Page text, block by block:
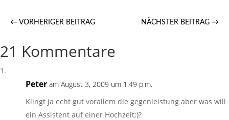
← VORHERIGER BEITRAG NÄCHSTER BEITRAG →
21 Kommentare
Peter am August 3, 2009 um 1:49 p.m.
Klingt ja echt gut vorallem die gegenleistung aber was will
ein Assistent auf einer Hochzeit;)?